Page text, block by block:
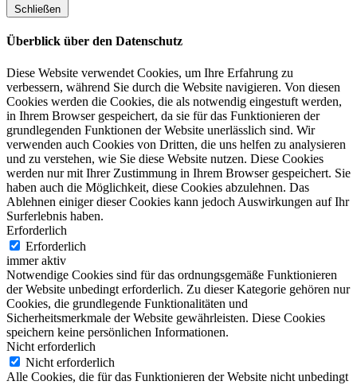
Schließen
Überblick über den Datenschutz
Diese Website verwendet Cookies, um Ihre Erfahrung zu
verbessern, während Sie durch die Website navigieren. Von diesen
Cookies werden die Cookies, die als notwendig eingestuft werden,
in Ihrem Browser gespeichert, da sie für das Funktionieren der
grundlegenden Funktionen der Website unerlässlich sind. Wir
verwenden auch Cookies von Dritten, die uns helfen zu analysieren
und zu verstehen, wie Sie diese Website nutzen. Diese Cookies
werden nur mit Ihrer Zustimmung in Ihrem Browser gespeichert. Sie
haben auch die Möglichkeit, diese Cookies abzulehnen. Das
Ablehnen einiger dieser Cookies kann jedoch Auswirkungen auf Ihr
Surferlebnis haben.
Erforderlich
Erforderlich
immer aktiv
Notwendige Cookies sind für das ordnungsgemäße Funktionieren
der Website unbedingt erforderlich. Zu dieser Kategorie gehören nur
Cookies, die grundlegende Funktionalitäten und
Sicherheitsmerkmale der Website gewährleisten. Diese Cookies
speichern keine persönlichen Informationen.
Nicht erforderlich
Nicht erforderlich
Alle Cookies, die für das Funktionieren der Website nicht unbedingt